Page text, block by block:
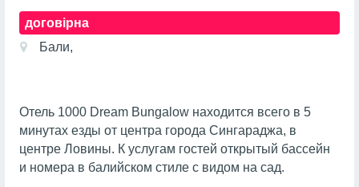
договірна
Бали,
Отель 1000 Dream Bungalow находится всего в 5
минутах езды от центра города Сингараджа, в
центре Ловины. К услугам гостей открытый бассейн
и номера в балийском стиле с видом на сад.